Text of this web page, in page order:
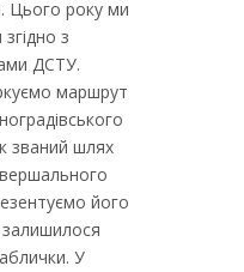
Цього року ми
з
ДСТУ.
маршрут
званий шлях
його
У